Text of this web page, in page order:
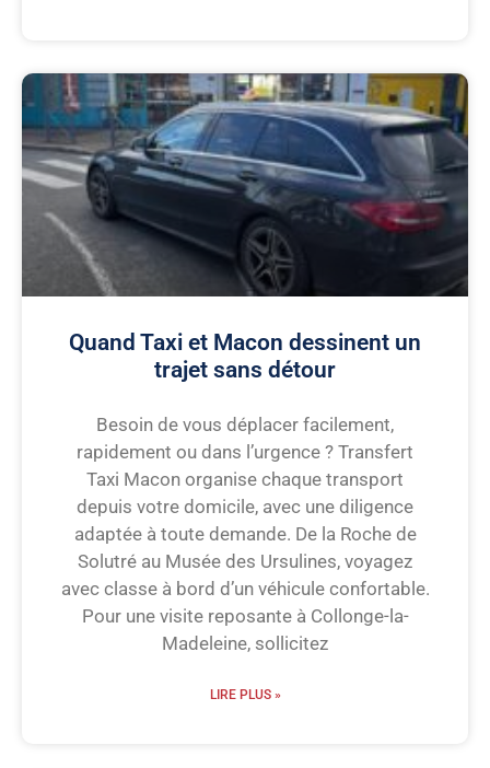
Quand Taxi et Macon dessinent un
trajet sans détour
Besoin de vous déplacer facilement,
rapidement ou dans l’urgence ? Transfert
Taxi Macon organise chaque transport
depuis votre domicile, avec une diligence
adaptée à toute demande. De la Roche de
Solutré au Musée des Ursulines, voyagez
avec classe à bord d’un véhicule confortable.
Pour une visite reposante à Collonge-la-
Madeleine, sollicitez
LIRE PLUS »